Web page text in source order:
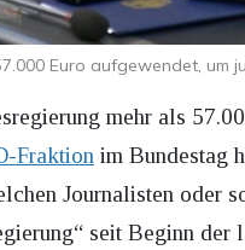
Euro aufgewendet, um
mehr als
Fraktion im Bundestag
Journalisten oder
seit Beginn